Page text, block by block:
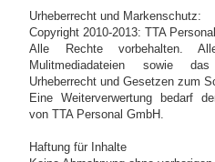
Urheberrecht und Markenschutz:
Copyright 2010-2013: TTA
Alle Rechte vorbehalten.
Mulitmediadateien sowie
Urheberrecht und Gesetzen zum
Eine Weiterverwertung bedarf
von TTA Personal GmbH.
Haftung für Inhalte